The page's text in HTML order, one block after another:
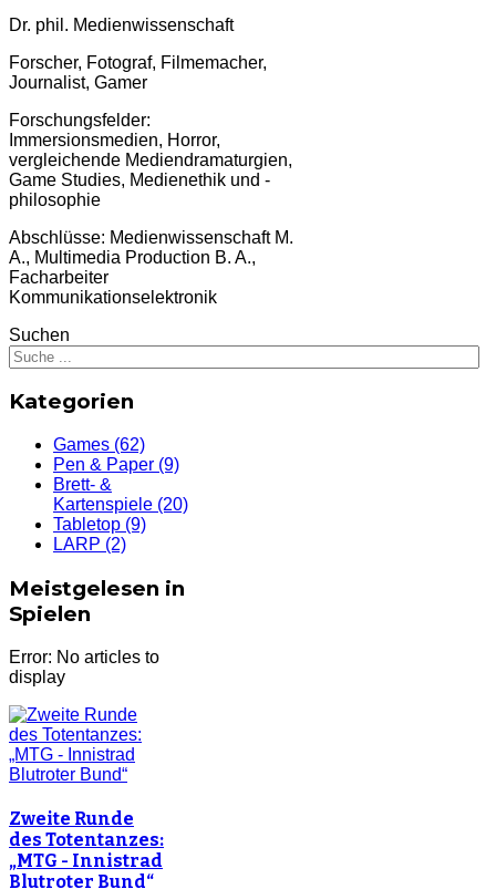
Dr. phil. Medienwissenschaft
Forscher, Fotograf, Filmemacher,
Journalist, Gamer
Forschungsfelder:
Immersionsmedien, Horror,
vergleichende Mediendramaturgien,
Game Studies, Medienethik und -
philosophie
Abschlüsse: Medienwissenschaft M.
A., Multimedia Production B. A.,
Facharbeiter
Kommunikationselektronik
Suchen
Kategorien
Games (62)
Pen & Paper (9)
Brett- &
Kartenspiele (20)
Tabletop (9)
LARP (2)
Meistgelesen in
Spielen
Error: No articles to
display
Zweite Runde
des Totentanzes:
„MTG - Innistrad
Blutroter Bund“